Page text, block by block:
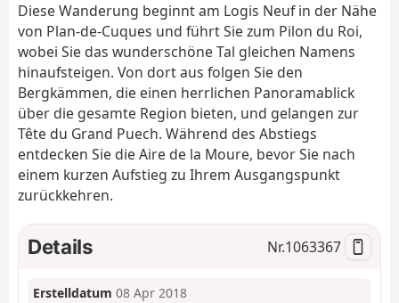
a
Diese Wanderung beginnt am Logis Neuf in der Nähe
von Plan-de-Cuques und führt Sie zum Pilon du Roi,
wobei Sie das wunderschöne Tal gleichen Namens
hinaufsteigen. Von dort aus folgen Sie den
Bergkämmen, die einen herrlichen Panoramablick
über die gesamte Region bieten, und gelangen zur
Tête du Grand Puech. Während des Abstiegs
entdecken Sie die Aire de la Moure, bevor Sie nach
einem kurzen Aufstieg zu Ihrem Ausgangspunkt
zurückkehren.
Details Nr.1063367
Erstelldatum 08 Apr 2018